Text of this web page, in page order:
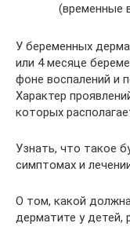
(временные
У беременных
или 4 месяце
фоне воспалений и
Характер
которых
Узнать, что такое
симптомах и
О том, какой
дерматите у детей,